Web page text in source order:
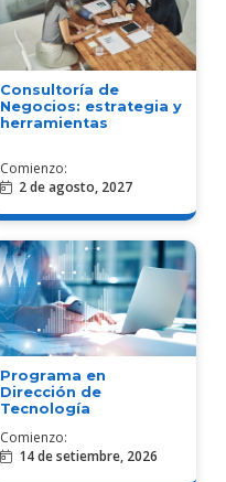
Consultoría de
Negocios: estrategia y
herramientas
Comienzo:
2 de agosto, 2027
Programa en
Dirección de
Tecnología
Comienzo:
14 de setiembre, 2026